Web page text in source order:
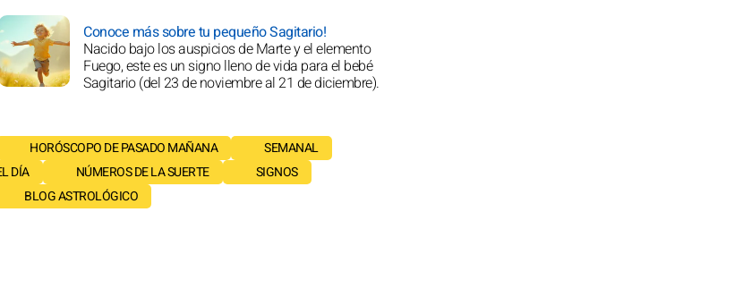
Conoce más sobre tu pequeño Sagitario!
Nacido bajo los auspicios de Marte y el elemento
Fuego, este es un signo lleno de vida para el bebé
Sagitario (del 23 de noviembre al 21 de diciembre).
HORÓSCOPO DE PASADO MAÑANA
SEMANAL
DÍA NÚMEROS DE LA SUERTE
SIGNOS
BLOG ASTROLÓGICO